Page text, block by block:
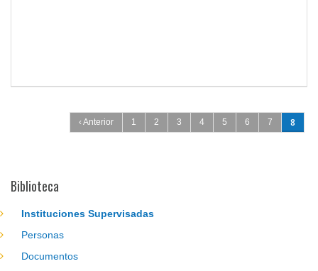
Páginas
‹ Anterior 1 2 3 4 5 6 7 8
Biblioteca
Instituciones Supervisadas
Personas
Documentos